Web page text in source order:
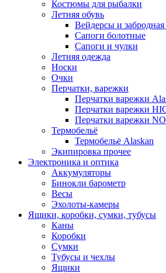
Костюмы для рыбалки
Летняя обувь
Вейдерсы и
Сапоги болотные
Сапоги и чулки
Летняя одежда
Носки
Очки
Перчатки, варежки
Перчатки варежки
Перчатки варежки
Перчатки варежки
Термобельё
Термобельё Alaskan
Экипировка прочее
Электроника и оптика
Аккумуляторы
Бинокли барометр
Весы
Эхолоты-камеры
Ящики, коробки, сумки, тубусы
Каны
Коробки
Сумки
Тубусы и чехлы
Ящики